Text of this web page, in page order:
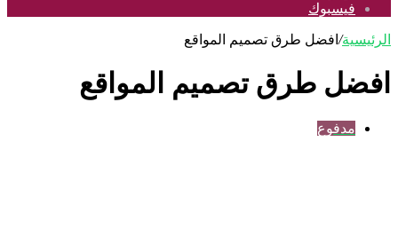
فيسبوك
الرئيسية/ افضل طرق تصميم المواقع
افضل طرق تصميم المواقع
مدفوع